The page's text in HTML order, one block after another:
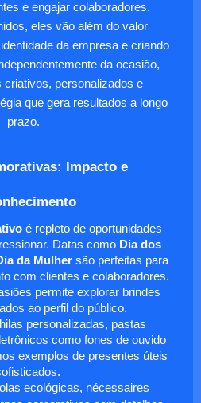
e engajar colaboradores.
eles vão além do valor
da empresa e criando
da ocasião,
criativos, personalizados e
que gera resultados a longo
prazo.
Impacto e
é repleto de oportunidades
Datas como Dia dos
da Mulhersão perfeitas para
com clientes e colaboradores.
permite explorar brindes
ao perfil do público.
personalizadas, pastas
como fones de ouvido
exemplos de presentes úteis
ecológicas, nécessaires